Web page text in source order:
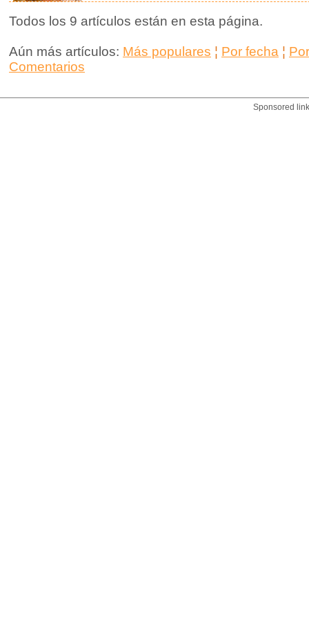
Todos los 9 artículos están en esta página.
Aún más artículos: Más populares ¦ Por fecha ¦
Comentarios
Sponsored